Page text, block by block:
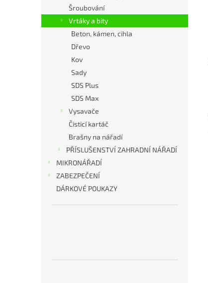
Šroubování
Vrtáky a bity
Beton, kámen, cihla
Dřevo
Kov
Sady
SDS Plus
SDS Max
Vysavače
Čisticí kartáč
Brašny na nářadí
PŘÍSLUŠENSTVÍ ZAHRADNÍ NÁŘADÍ
MIKRONÁŘADÍ
ZABEZPEČENÍ
DÁRKOVÉ POUKAZY